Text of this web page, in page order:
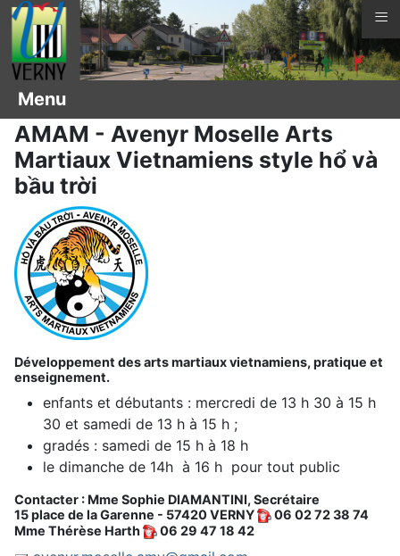
Vous êtes ici :
AMAM - Avenyr Moselle Arts
Martiaux Vietnamiens style hổ và
bầu trời
Développement des arts martiaux vietnamiens, pratique et
enseignement.
enfants et débutants : mercredi de 13 h 30 à 15 h
30 et samedi de 13 h à 15 h ;
gradés : samedi de 15 h à 18 h
le dimanche de 14h à 16 h pour tout public
Contacter : Mme Sophie DIAMANTINI, Secrétaire
15 place de la Garenne - 57420 VERNY
06 02 72 38 74
Mme Thérèse Harth
06 29 47 18 42
Menu
≡